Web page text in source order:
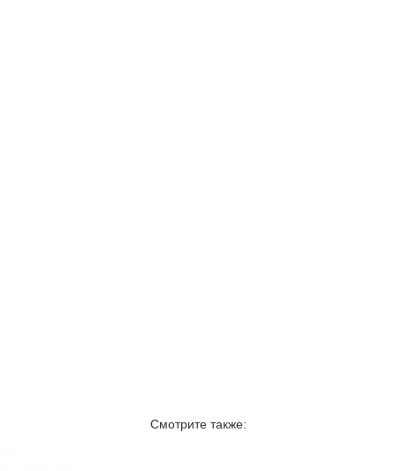
Смотрите также: